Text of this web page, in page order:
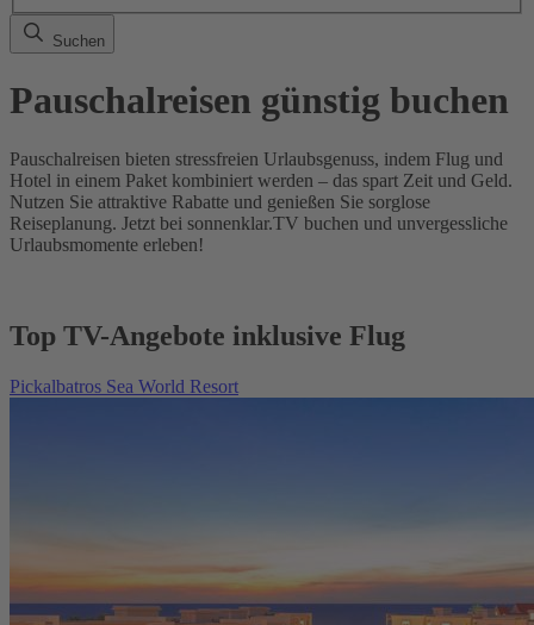
Suchen
Pauschalreisen günstig buchen
Pauschalreisen bieten stressfreien Urlaubsgenuss, indem Flug und
Hotel in einem Paket kombiniert werden – das spart Zeit und Geld.
Nutzen Sie attraktive Rabatte und genießen Sie sorglose
Reiseplanung. Jetzt bei sonnenklar.TV buchen und unvergessliche
Urlaubsmomente erleben!
Top TV-Angebote inklusive Flug
Pickalbatros Sea World Resort